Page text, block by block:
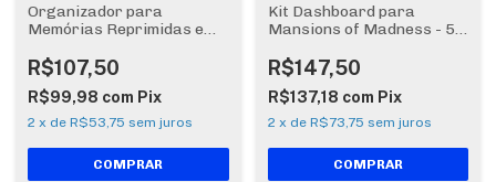
Organizador para
Memórias Reprimidas e
Expansões Mansions Of
Madness 2a Edição
R$107,50
R$99,98 com Pix
2 x de R$53,75 sem juros
Kit Dashboard para
Mansions of Madness - 5
R$147,50
R$137,18 com Pix
2 x de R$73,75 sem juros